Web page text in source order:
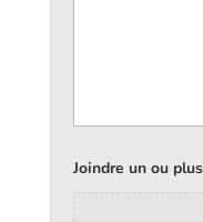
Joindre un ou